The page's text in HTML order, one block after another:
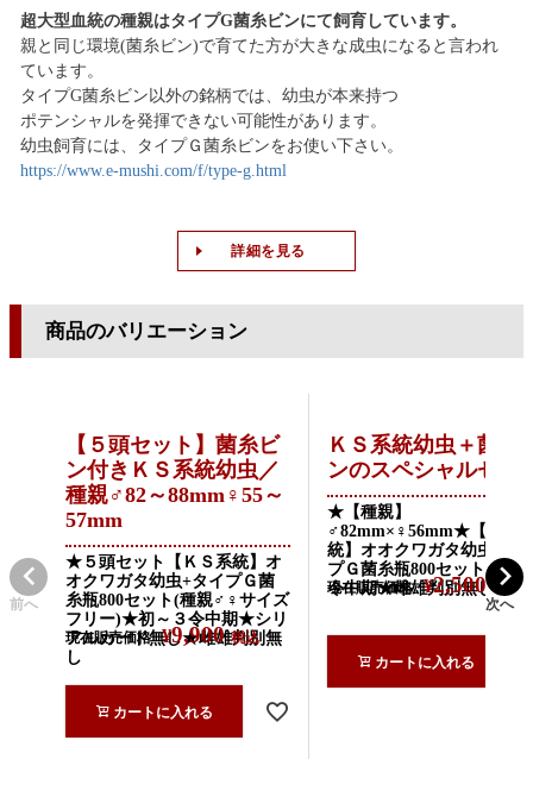
超大型血統の種親はタイプG菌糸ビンにて飼育しています。
親と同じ環境(菌糸ビン)で育てた方が大きな成虫になると言われ
ています。
タイプG菌糸ビン以外の銘柄では、幼虫が本来持つ
ポテンシャルを発揮できない可能性があります。
幼虫飼育には、タイプＧ菌糸ビンをお使い下さい。
https://www.e-mushi.com/f/type-g.html
詳細を見る
商品のバリエーション
前へ
【５頭セット】菌糸ビ
ン付きＫＳ系統幼虫／
種親♂82～88mm♀55～
57mm
★５頭セット【ＫＳ系統】オ
オクワガタ幼虫+タイプＧ菌
糸瓶800セット(種親♂♀サイズ
フリー)★初～３令中期★シリ
アルカード無し★雌雄判別無
し
現在販売価格 ¥9,900 税込
カートに入れる
ＫＳ系統幼虫＋菌糸
ンのスペシャルセッ
★【種親】
♂82mm×♀56mm★【ＫＳ
統】オオクワガタ幼虫+タ
プＧ菌糸瓶800セット★初
令中期★雌雄判別無し
現在販売価格 ¥2,500 税込
カートに入れる
次へ